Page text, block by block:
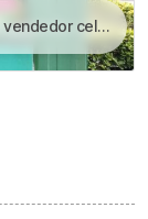
un Sueldazo en Santurtzi